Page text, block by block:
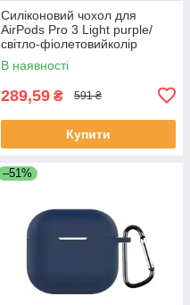
Силіконовий чохол для
AirPods Pro 3 Light purple/
світло-фіолетовийколір
В наявності
289,59 ₴ 591 ₴
Купити
–51%